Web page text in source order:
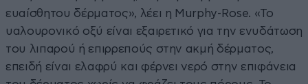
ευαίσθητου δέρματος», λέει η Murphy-Rose. «Το
υαλουρονικό οξύ είναι εξαιρετικό για την ενυδάτωση
του λιπαρού ή επιρρεπούς στην ακμή δέρματος,
επειδή είναι ελαφρύ και φέρνει νερό στην επιφάνεια